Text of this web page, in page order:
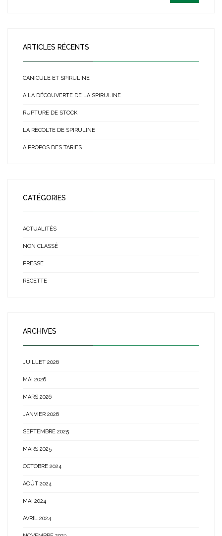
ARTICLES RÉCENTS
CANICULE ET SPIRULINE
A LA DÉCOUVERTE DE LA SPIRULINE
RUPTURE DE STOCK
LA RÉCOLTE DE SPIRULINE
A PROPOS DES TARIFS
CATÉGORIES
ACTUALITÉS
NON CLASSÉ
PRESSE
RECETTE
ARCHIVES
JUILLET 2026
MAI 2026
MARS 2026
JANVIER 2026
SEPTEMBRE 2025
MARS 2025
OCTOBRE 2024
AOÛT 2024
MAI 2024
AVRIL 2024